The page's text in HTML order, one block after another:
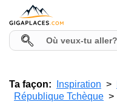
Ta façon: Inspiration
République Tchèque